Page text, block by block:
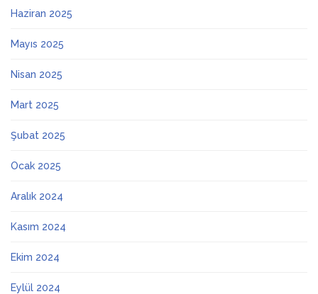
Haziran 2025
Mayıs 2025
Nisan 2025
Mart 2025
Şubat 2025
Ocak 2025
Aralık 2024
Kasım 2024
Ekim 2024
Eylül 2024